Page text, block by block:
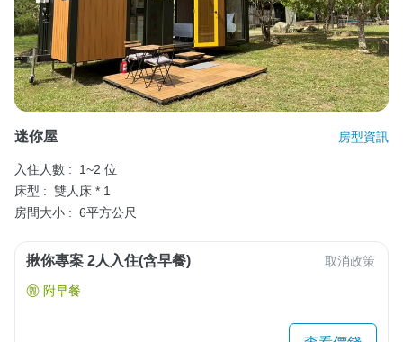
迷你屋 房型資訊
入住人數 :
1~2 位
床型 : 雙人床 * 1
房間大小 : 6平方公尺
揪你專案 2人入住(含早餐) 取消政策
附早餐